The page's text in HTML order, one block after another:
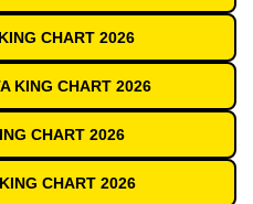
CHART 2026
KING CHART 2026
CHART 2026
CHART 2026